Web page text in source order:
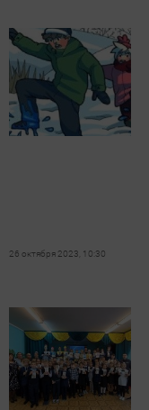
26 октября 2023, 10:30